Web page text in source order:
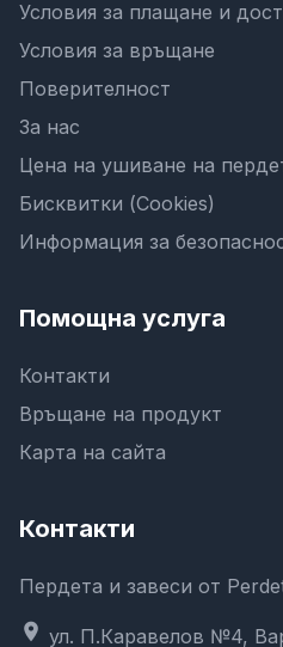
Условия за плащане и
Условия за връщане
Поверителност
За нас
Цена на ушиване на
Бисквитки (Cookies)
Информация за
Помощна услуга
Контакти
Връщане на продукт
Карта на сайта
Контакти
Пердета и завеси от
location_on ул. П.Каравелов №4,